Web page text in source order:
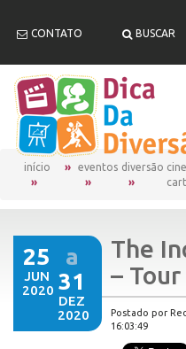
CONTATO BUSCAR
início eventos diversão
25
JUN
2020
a
31
DEZ
2020
The
–
Postado por
16:03:49